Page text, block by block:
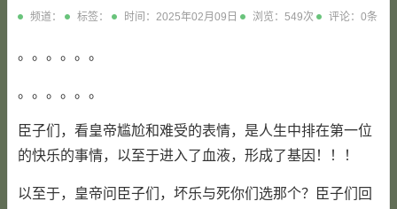
频道： 标签： 时间：2025年02月09日 浏览：549次 评论：0条
。。。。。。
。。。。。。
臣子们，看皇帝尴尬和难受的表情，是人生中排在第一位
的快乐的事情，以至于进入了血液，形成了基因！！！
以至于，皇帝问臣子们，坏乐与死你们选那个？臣子们回